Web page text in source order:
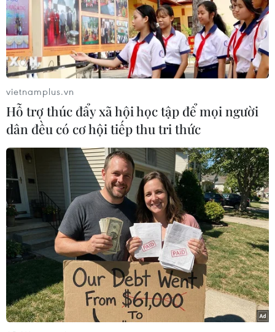
Chủ tịch Quốc hội Hàn Quốc Woo Won Shik và
nhà lãnh đạo Triều Tiên Kim Jong Un đã có cuộc
tiếp xúc ngắn trước thềm Lễ duyệt binh kỷ
niệm 80 năm chiến thắng phátxít của nhân dân
thế giới tại Quảng trường Thiên An Môn ở Bắc
Kinh (Trung Quốc) ngày 3/9.
Phóng viên TTXVN tại Seoul dẫn thông cáo từ
Văn phòng Quốc hội Hàn Quốc cho biết tại cuộc
gặp mặt, Chủ tịch Woo Won Sik nói: “Đã 7 năm
trôi qua kể từ lần gần nhất chúng ta gặp nhau.”
Nhà lãnh đạo Triều Tiên đã đáp lại ngắn gọn
rằng: “Đúng như vậy.”
Hai bên từng gặp nhau lần đầu tiên tại Hội nghị
thượng đỉnh liên Triều ngày 27/4/2018 diễn ra ở
Bàn Môn Điếm, khi ông Woo Won Sik là lãnh
đạo đảng Dân chủ. Khi đó, ông Woo Won Sik
từng chia sẻ về gốc gác gia đình ở Triều Tiên và
bày tỏ mong mỏi đoàn tụ.
vietnamplus.vn
Hỗ trợ thúc đẩy xã hội học tập để mọi người
dân đều có cơ hội tiếp thu tri thức